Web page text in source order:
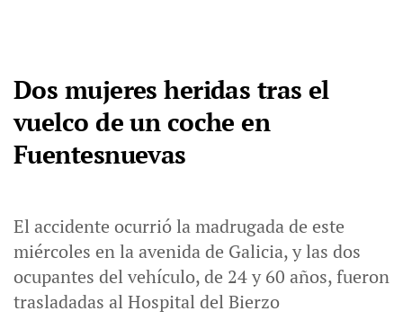
Dos mujeres heridas tras el
vuelco de un coche en
Fuentesnuevas
El accidente ocurrió la madrugada de este
miércoles en la avenida de Galicia, y las dos
ocupantes del vehículo, de 24 y 60 años, fueron
trasladadas al Hospital del Bierzo